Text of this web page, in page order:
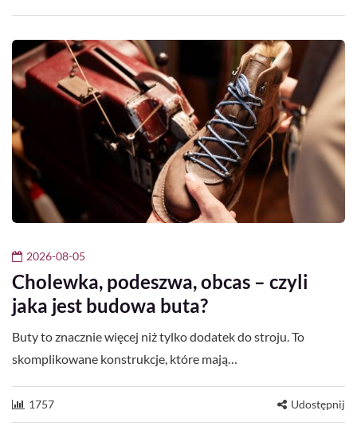
2026-08-05
Cholewka, podeszwa, obcas – czyli
jaka jest budowa buta?
Buty to znacznie więcej niż tylko dodatek do stroju. To
skomplikowane konstrukcje, które mają…
1757 Udostępnij